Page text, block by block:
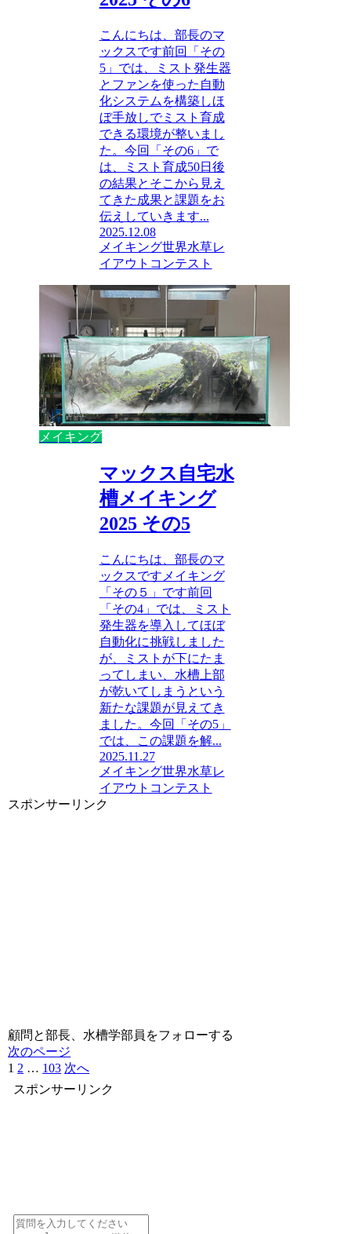
こんにちは、部長のマ
ックスです前回「その
5」では、ミスト発生器
とファンを使った自動
化システムを構築しほ
ぼ手放しでミスト育成
できる環境が整いまし
た。今回「その6」で
は、ミスト育成50日後
の結果とそこから見え
てきた成果と課題をお
伝えしていきます...
2025.12.08
メイキング世界水草レ
イアウトコンテスト
メイキング
マックス自宅水
槽メイキング
2025 その5
こんにちは、部長のマ
ックスですメイキング
「その５」です前回
「その4」では、ミスト
発生器を導入してほぼ
自動化に挑戦しました
が、ミストが下にたま
ってしまい、水槽上部
が乾いてしまうという
新たな課題が見えてき
ました。今回「その5」
では、この課題を解...
2025.11.27
メイキング世界水草レ
イアウトコンテスト
スポンサーリンク
顧問と部長、水槽学部員をフォローする
次のページ
1 2 … 103 次へ
スポンサーリンク